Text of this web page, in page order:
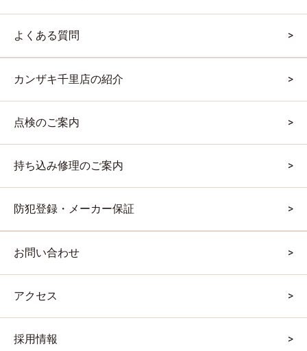
よくある質問
カンザキ千里店の紹介
点検のご案内
持ち込み修理のご案内
防犯登録・メーカー保証
お問い合わせ
アクセス
採用情報